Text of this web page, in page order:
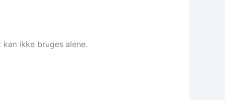
ikke bruges alene.